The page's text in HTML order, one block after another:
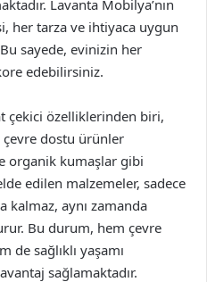
Lavanta Mobilya’nın
her tarza ve ihtiyaca uygun
sayede, evinizin her
edebilirsiniz.
çekici özelliklerinden biri,
dostu ürünler
organik kumaşlar gibi
edilen malzemeler, sadece
aynı zamanda
Bu durum, hem çevre
de sağlıklı yaşamı
sağlamaktadır.